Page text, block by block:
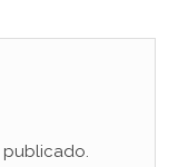
publicado.